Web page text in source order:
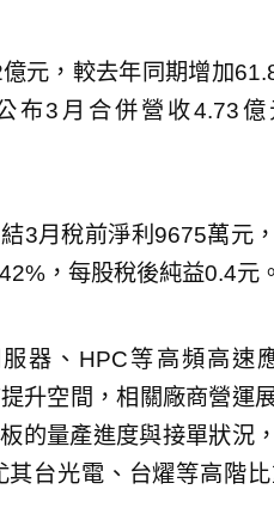
元，較去年同期增加
布3月合併營收4.73億
3月稅前淨利9675萬元
，每股稅後純益0.4元。
器、HPC等高頻高速
升空間，相關廠商營運
的量產進度與接單狀況
台光電、台燿等高階